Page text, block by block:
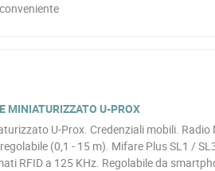
MINIATURIZZATO U-PROX
U-Prox. Credenziali mobili. Radio
(0,1 - 15 m). Mifare Plus SL1 /
RFID a 125 KHz. Regolabile da